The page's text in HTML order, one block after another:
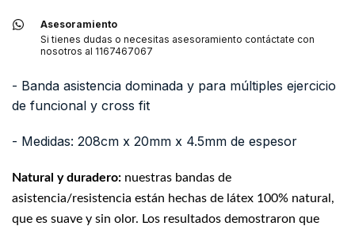
Asesoramiento
Si tienes dudas o necesitas asesoramiento contáctate con
nosotros al 1167467067
- Banda asistencia dominada y para múltiples ejercicio
de funcional y cross fit
- Medidas: 208cm x 20mm x 4.5mm de espesor
Natural y duradero: nuestras bandas de
asistencia/resistencia están hechas de látex 100% natural,
que es suave y sin olor. Los resultados demostraron que